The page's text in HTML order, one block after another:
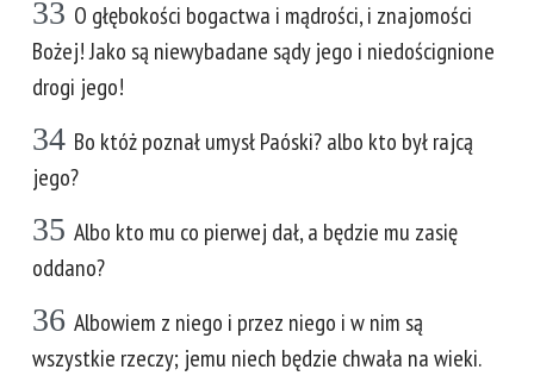
33 O głębokości bogactwa i mądrości, i znajomości
Bożej! Jako są niewybadane sądy jego i niedoścignione
drogi jego!
34 Bo któż poznał umysł Paóski? albo kto był rajcą
jego?
35 Albo kto mu co pierwej dał, a będzie mu zasię
oddano?
36 Albowiem z niego i przez niego i w nim są
wszystkie rzeczy; jemu niech będzie chwała na wieki.